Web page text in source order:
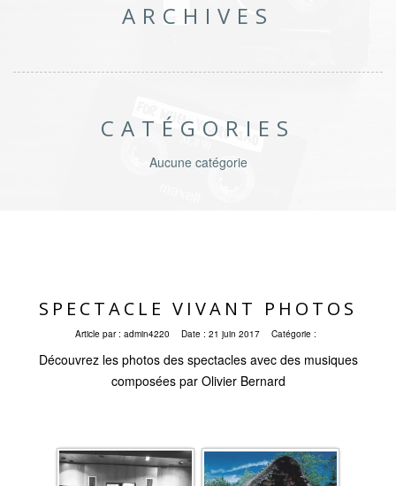
ARCHIVES
CATÉGORIES
Aucune catégorie
SPECTACLE VIVANT PHOTOS
Article par : admin4220 Date : 21 juin 2017 Catégorie :
Découvrez les photos des spectacles avec des musiques
composées par Olivier Bernard